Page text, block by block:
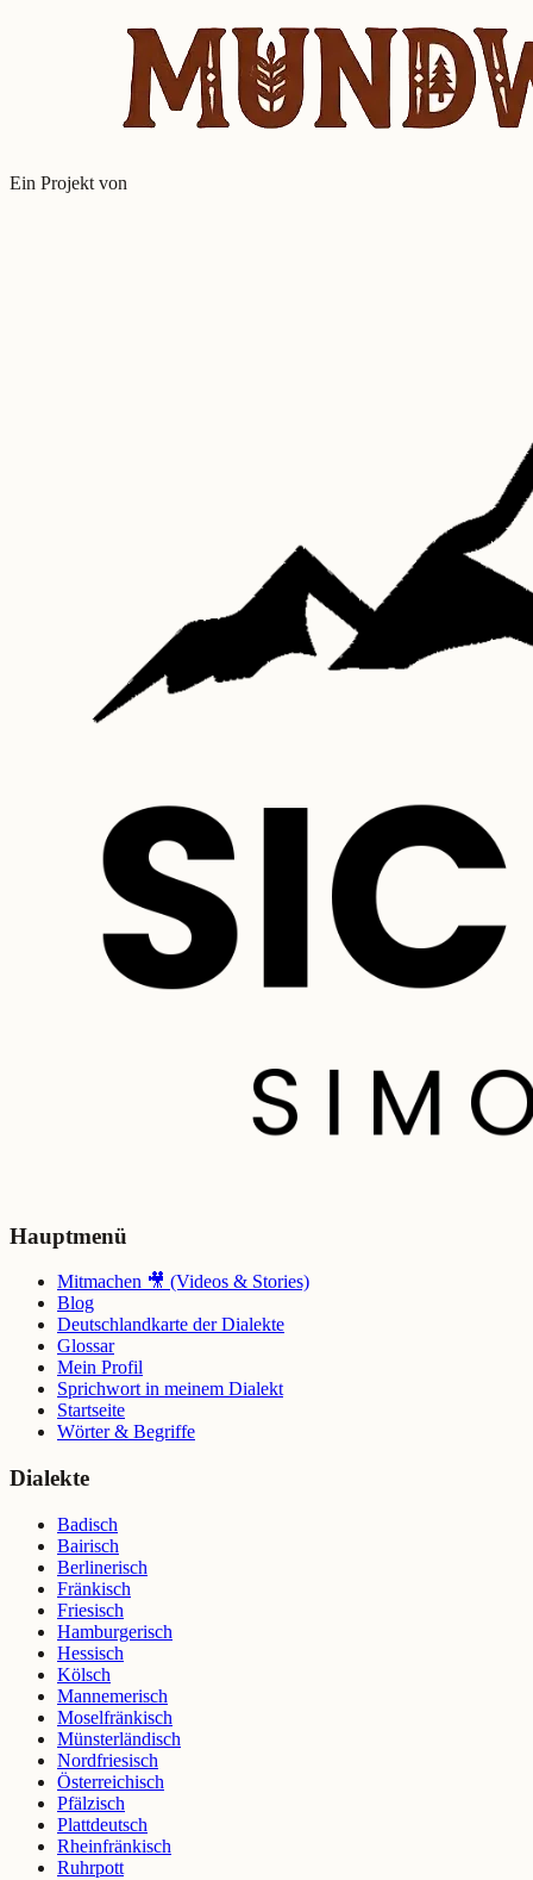
Ein Projekt von
Hauptmenü
Mitmachen 🎥 (Videos & Stories)
Blog
Deutschlandkarte der Dialekte
Glossar
Mein Profil
Sprichwort in meinem Dialekt
Startseite
Wörter & Begriffe
Dialekte
Badisch
Bairisch
Berlinerisch
Fränkisch
Friesisch
Hamburgerisch
Hessisch
Kölsch
Mannemerisch
Moselfränkisch
Münsterländisch
Nordfriesisch
Österreichisch
Pfälzisch
Plattdeutsch
Rheinfränkisch
Ruhrpott